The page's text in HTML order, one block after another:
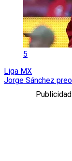
5
Liga MX
Jorge Sánchez
Publicidad